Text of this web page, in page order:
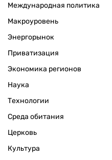
Международная политика
Макроуровень
Энергорынок
Приватизация
Экономика регионов
Наука
Технологии
Среда обитания
Церковь
Культура